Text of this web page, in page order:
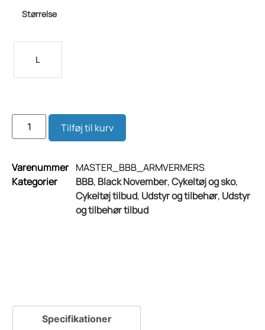
Størrelse
L
Tilføj til kurv
Varenummer MASTER_BBB_ARMVERMERS
Kategorier
BBB, Black November,Cykeltøj og sko,
Cykeltøj tilbud, Udstyr og tilbehør, Udstyr
og tilbehør tilbud